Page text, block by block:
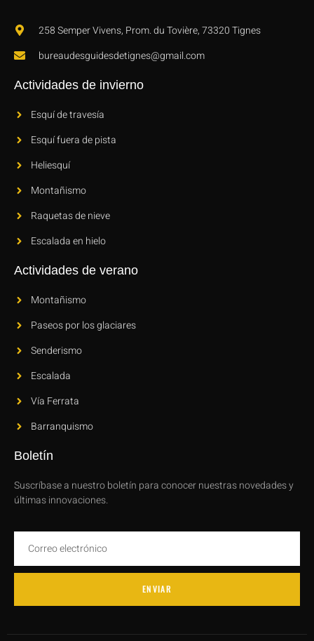
258 Semper Vivens, Prom. du Tovière, 73320 Tignes
bureaudesguidesdetignes@gmail.com
Actividades de invierno
Esquí de travesía
Esquí fuera de pista
Heliesquí
Montañismo
Raquetas de nieve
Escalada en hielo
Actividades de verano
Montañismo
Paseos por los glaciares
Senderismo
Escalada
Vía Ferrata
Barranquismo
Boletín
Suscríbase a nuestro boletín para conocer nuestras novedades y
últimas innovaciones.
ENVIAR